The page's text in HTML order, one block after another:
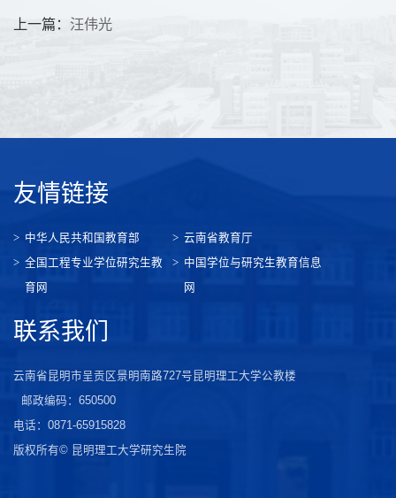
上一篇： 汪伟光
友情链接
中华人民共和国教育部
云南省教育厅
全国工程专业学位研究生教
育网
中国学位与研究生教育信息
网
联系我们
云南省昆明市呈贡区景明南路727号昆明理工大学公教楼
邮政编码：650500
电话：0871-65915828
版权所有© 昆明理工大学研究生院